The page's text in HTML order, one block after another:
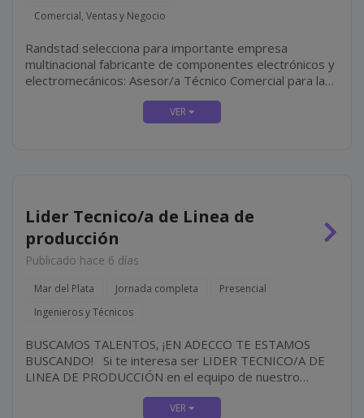
Comercial, Ventas y Negocio
Randstad selecciona para importante empresa
multinacional fabricante de componentes electrónicos y
electromecánicos: Asesor/a Técnico Comercial para la
profesionales con perfil técnico-comercial, motivados...
Lider Tecnico/a de Linea de
producción
Publicado hace 6 días
Mar del Plata Jornada completa
Presencial
Ingenieros y Técnicos
BUSCAMOS TALENTOS, ¡EN ADECCO TE ESTAMOS
BUSCANDO! Si te interesa ser LIDER TECNICO/A DE
LINEA DE PRODUCCIÓN en el equipo de nuestro
cliente, IMPORTANTE EMPRESA DE ALIMENTOS
¡desafíate a vos mismo y crea tu futuro! ¿CÓMO ES